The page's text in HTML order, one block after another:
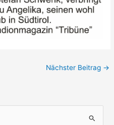
Nächster Beitrag →